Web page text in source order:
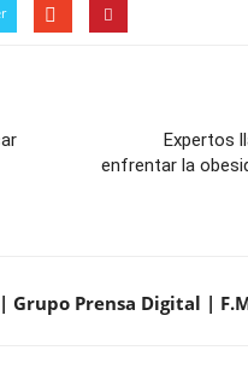
Expertos
enfrentar la
Grupo Prensa Digital |